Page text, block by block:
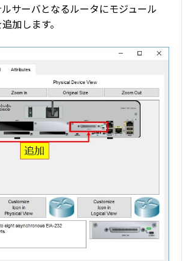
サーバとなるルータにモジュール
加します。